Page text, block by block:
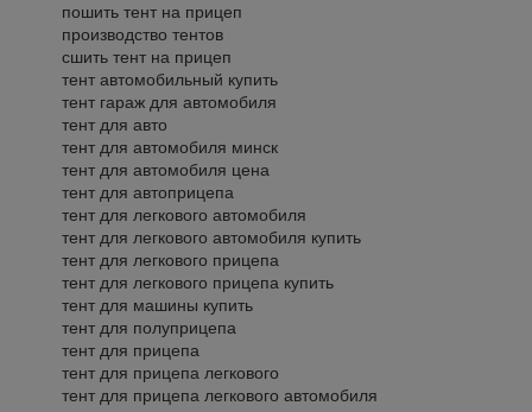
пошить тент на прицеп
производство тентов
сшить тент на прицеп
тент автомобильный купить
тент гараж для автомобиля
тент для авто
тент для автомобиля минск
тент для автомобиля цена
тент для автоприцепа
тент для легкового автомобиля
тент для легкового автомобиля купить
тент для легкового прицепа
тент для легкового прицепа купить
тент для машины купить
тент для полуприцепа
тент для прицепа
тент для прицепа легкового
тент для прицепа легкового автомобиля